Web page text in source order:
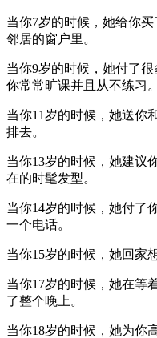
当你7岁的时候，她给你
邻居的窗户里。
当你9岁的时候，她付了
你常常旷课并且从不练习。
当你11岁的时候，她送你
排去。
当你13岁的时候，她建议
在的时髦发型。
当你14岁的时候，她付了
一个电话。
当你15岁的时候，她回家
当你17岁的时候，她在等
了整个晚上。
当你18岁的时候，她为你